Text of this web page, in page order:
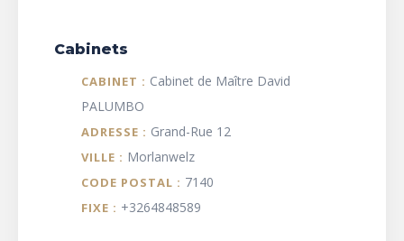
Cabinets
CABINET : Cabinet de Maître David
PALUMBO
ADRESSE : Grand-Rue 12
VILLE : Morlanwelz
CODE POSTAL : 7140
FIXE : +3264848589